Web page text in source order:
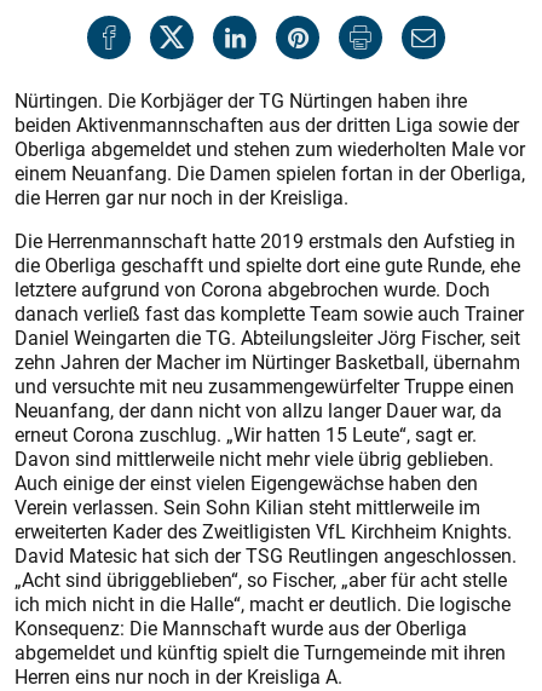
Nürtingen. Die Korbjäger der TG Nürtingen haben ihre
beiden Aktivenmannschaften aus der dritten Liga sowie der
Oberliga abgemeldet und stehen zum wiederholten Male vor
einem Neuanfang. Die Damen spielen fortan in der Oberliga,
die Herren gar nur noch in der Kreisliga.
Die Herrenmannschaft hatte 2019 erstmals den Aufstieg in
die Oberliga geschafft und spielte dort eine gute Runde, ehe
letztere aufgrund von Corona abgebrochen wurde. Doch
danach verließ fast das komplette Team sowie auch Trainer
Daniel Weingarten die TG. Abteilungsleiter Jörg Fischer, seit
zehn Jahren der Macher im Nürtinger Basketball, übernahm
und versuchte mit neu zusammengewürfelter Truppe einen
Neuanfang, der dann nicht von allzu langer Dauer war, da
erneut Corona zuschlug. „Wir hatten 15 Leute“, sagt er.
Davon sind mittlerweile nicht mehr viele übrig geblieben.
Auch einige der einst vielen Eigengewächse haben den
Verein verlassen. Sein Sohn Kilian steht mittlerweile im
erweiterten Kader des Zweitligisten VfL Kirchheim Knights.
David Matesic hat sich der TSG Reutlingen angeschlossen.
„Acht sind übriggeblieben“, so Fischer, „aber für acht stelle
ich mich nicht in die Halle“, macht er deutlich. Die logische
Konsequenz: Die Mannschaft wurde aus der Oberliga
abgemeldet und künftig spielt die Turngemeinde mit ihren
Herren eins nur noch in der Kreisliga A.